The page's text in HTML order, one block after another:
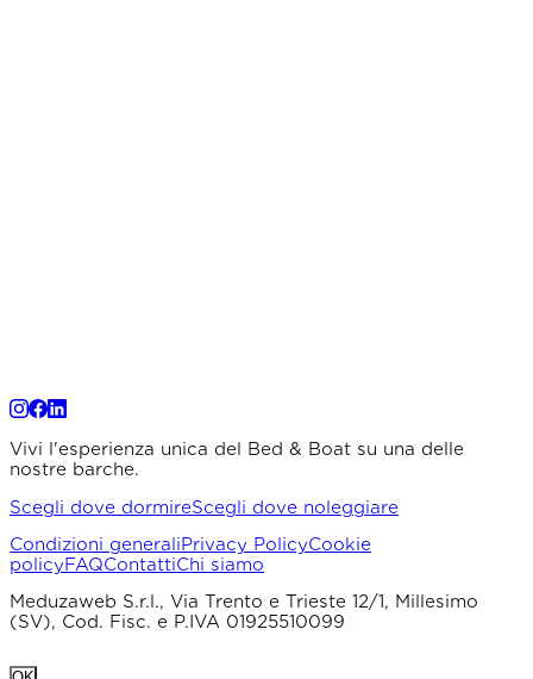
Vivi l'esperienza unica del Bed & Boat su una delle
nostre barche.
Scegli dove dormireScegli dove noleggiare
Condizioni generaliPrivacy PolicyCookie
policyFAQContattiChi siamo
Meduzaweb S.r.l., Via Trento e Trieste 12/1, Millesimo
(SV), Cod. Fisc. e P.IVA 01925510099